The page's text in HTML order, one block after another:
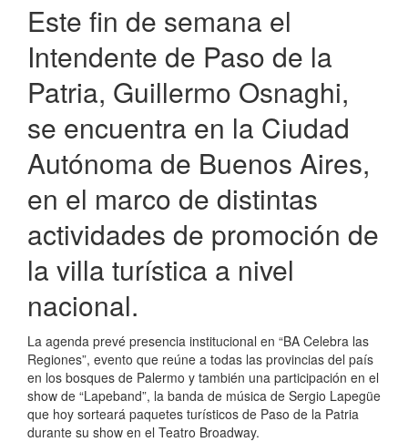
Buenos
Aires
Este fin de semana el
Intendente de Paso de la
Patria, Guillermo Osnaghi,
se encuentra en la Ciudad
Autónoma de Buenos Aires,
en el marco de distintas
actividades de promoción de
la villa turística a nivel
nacional.
La agenda prevé presencia institucional en “BA Celebra las
Regiones”, evento que reúne a todas las provincias del país
en los bosques de Palermo y también una participación en el
show de “Lapeband”, la banda de música de Sergio Lapegüe
que hoy sorteará paquetes turísticos de Paso de la Patria
durante su show en el Teatro Broadway.